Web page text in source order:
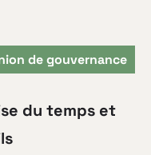
de gouvernance
du temps et